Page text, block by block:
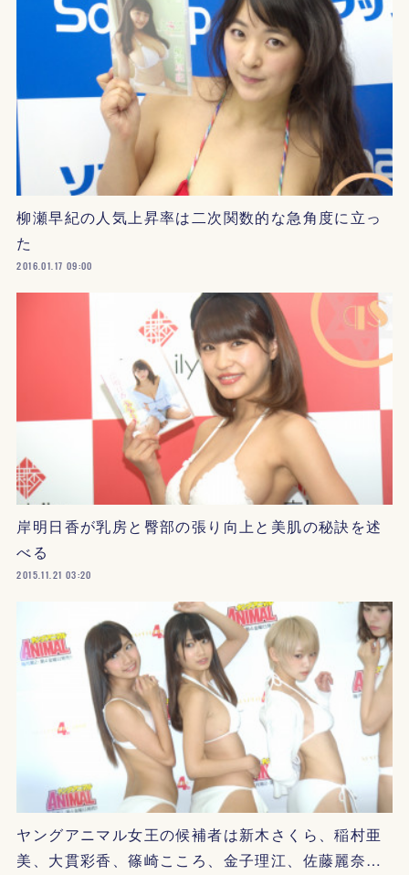
柳瀬早紀の人気上昇率は二次関数的な急角度に立っ
た
2016.01.17 09:00
岸明日香が乳房と臀部の張り向上と美肌の秘訣を述
べる
2015.11.21 03:20
ヤングアニマル女王の候補者は新木さくら、稲村亜
美、大貫彩香、篠崎こころ、金子理江、佐藤麗奈…